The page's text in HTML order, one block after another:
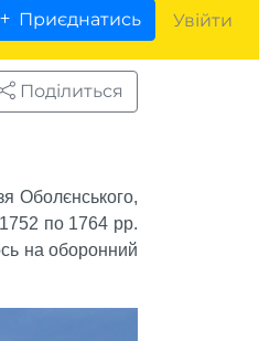
Приєднатись Увійти
Поділиться
Оболєнського,
по 1764 рр.
на оборонний